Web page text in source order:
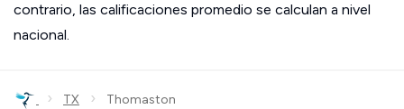
contrario, las calificaciones promedio se calculan a nivel
nacional.
› TX › Thomaston